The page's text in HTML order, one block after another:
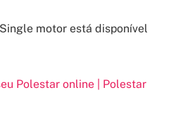
motor está disponível
Polestar online | Polestar